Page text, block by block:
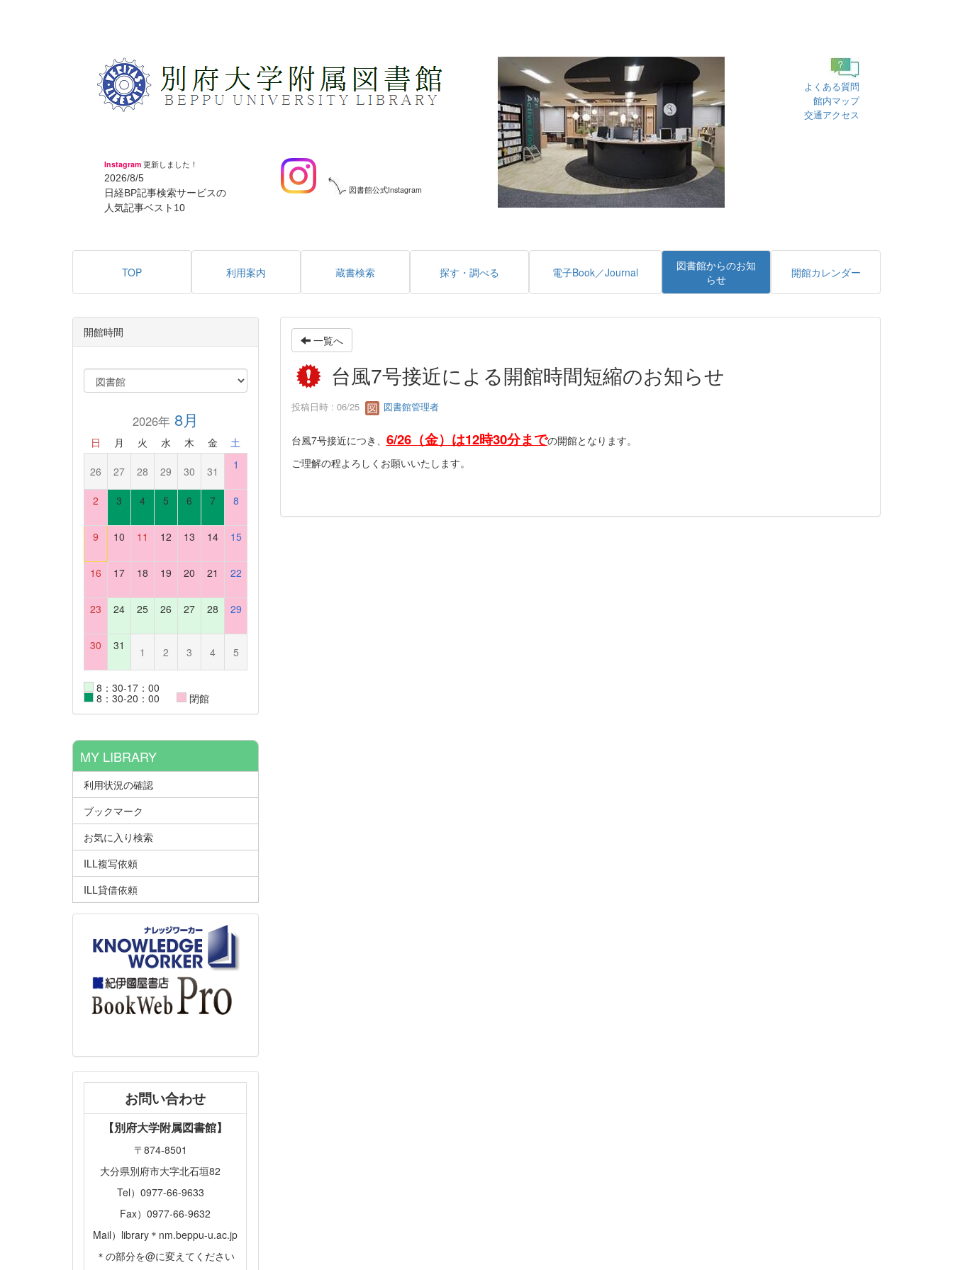
Instagram 更新しました！
2026/8/5
日経BP記事検索サービスの
人気記事ベスト10
図書館公式Instagram
よくある質問
館内マップ
交通アクセス
TOP 利用案内 蔵書検索 探す・調べる 電子Book／Journal
図書館からのお知
らせ
開館カレンダー
一覧へ
台風7号接近による開館時間短縮のお知らせ
投稿日時 : 06/25 図書館管理者
台風7号接近につき、 6/26（金）は12時30分までの開館となります。
ご理解の程よろしくお願いいたします。
開館時間
2026年8月
日 月 火 水 木 金 土
26 27 28 29 30 31 1
2 3 4 5 6 7 8
9 10 11 12 13 14 15
16 17 18 19 20 21 22
23 24 25 26 27 28 29
30 31 1 2 3 4 5
8：30-17：00
8：30-20：00 閉館
MY LIBRARY
利用状況の確認
ブックマーク
お気に入り検索
ILL複写依頼
ILL貸借依頼
お問い合わせ
【別府大学附属図書館】
〒874-8501
大分県別府市大字北石垣82
Tel）0977-66-9633
Fax）0977-66-9632
Mail）library＊nm.beppu-u.ac.jp
＊の部分を@に変えてください